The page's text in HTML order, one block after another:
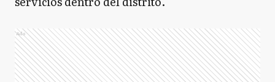
Ads